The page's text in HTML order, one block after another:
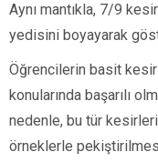
Aynı mantıkla, 7/9
yedisini boyayarak
Öğrencilerin basit
konularında başarılı
nedenle, bu tür
örneklerle